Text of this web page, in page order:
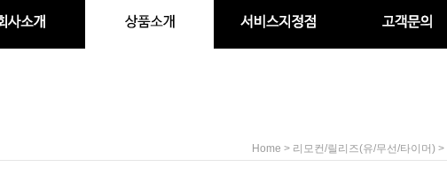
Home > 리모컨/릴리즈(유/무선/타이머) >